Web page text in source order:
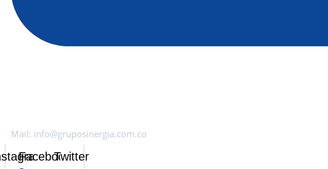
Mail: info@gruposinergia.com.co
FacebookTwitter